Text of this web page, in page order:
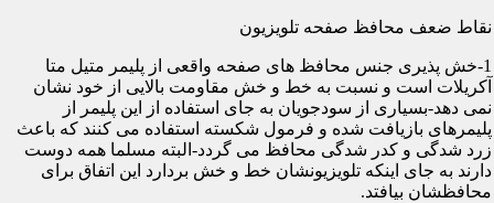
نقاط ضعف محافظ صفحه تلویزیون
1-خش پذیری جنس محافظ های صفحه واقعی از پلیمر متیل متا
آکریلات است و نسبت به خط و خش مقاومت بالایی از خود نشان
نمی دهد-بسیاری از سودجویان به جای استفاده از این پلیمر از
پلیمرهای بازیافت شده و فرمول شکسته استفاده می کنند که باعث
زرد شدگی و کدر شدگی محافظ می گردد-البته مسلما همه دوست
دارند به جای اینکه تلویزیونشان خط و خش بردارد این اتفاق برای
محافظشان بیافتد.